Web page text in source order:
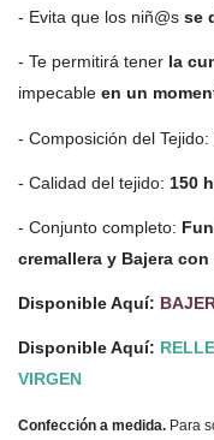
- Evita que los niñ@s se
- Te permitirá tener la
impecable en un
- Composición del Tejido:
- Calidad del tejido: 150
- Conjunto completo:
cremallera y Bajera con
Disponible Aquí:
Disponible Aquí:
VIRGEN
Confección a medida. Para